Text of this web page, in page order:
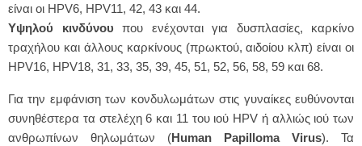
είναι οι HPV6, HPV11, 42, 43 και 44.
Υψηλού κινδύνου που ενέχονται για δυσπλασίες, καρκίνο
τραχήλου και άλλους καρκίνους (πρωκτού, αιδοίου κλπ) είναι οι
HPV16, HPV18, 31, 33, 35, 39, 45, 51, 52, 56, 58, 59 και 68.
Για την εμφάνιση των κονδυλωμάτων στις γυναίκες ευθύνονται
συνηθέστερα τα στελέχη 6 και 11 του ιού HPV ή αλλιώς ιού των
ανθρωπίνων θηλωμάτων (Human Papilloma Virus). Τα